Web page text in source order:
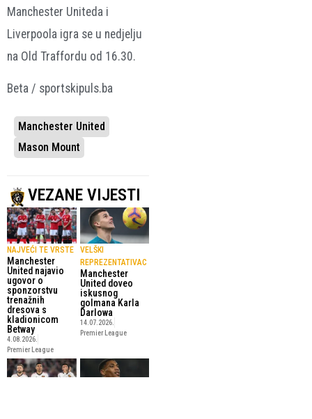
Manchester Uniteda i
Liverpoola igra se u nedjelju
na Old Traffordu od 16.30.
Beta / sportskipuls.ba
Manchester United
Mason Mount
VEZANE VIJESTI
NAJVEĆI TE VRSTE
Manchester
United najavio
ugovor o
sponzorstvu
trenažnih
dresova s
kladionicom
Betway
4.08.2026.
Premier League
VELŠKI
REPREZENTATIVAC
Manchester
United doveo
iskusnog
golmana Karla
Darlowa
14.07.2026.
Premier League